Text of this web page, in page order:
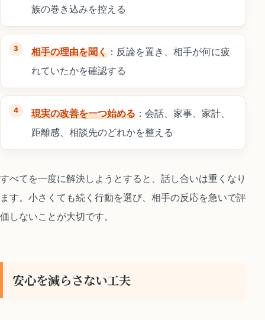
族の巻き込みを控える
相手の理由を聞く ：反論を置き、相手が何に疲
れていたかを確認する
現実の改善を一つ始める ：会話、家事、家計、
距離感、相談先のどれかを整える
すべてを一度に解決しようとすると、話し合いは重くなり
ます。小さくても続く行動を選び、相手の反応を急いで評
価しないことが大切です。
安心を減らさない工夫